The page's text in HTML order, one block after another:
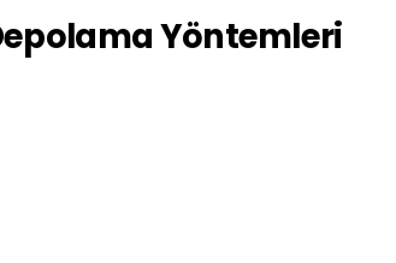
Yöntemleri